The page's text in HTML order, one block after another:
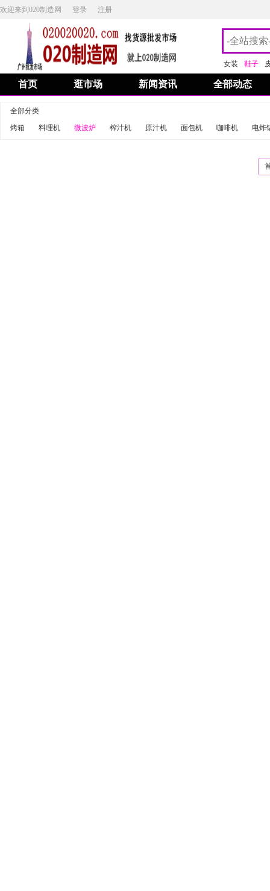
欢迎来到020制造网 登录 注册
女装 鞋子
首页 逛市场 新闻资讯 全部动态
全部分类
烤箱
料理机 微波炉 榨汁机 原汁机 面包机 咖啡机 电炸